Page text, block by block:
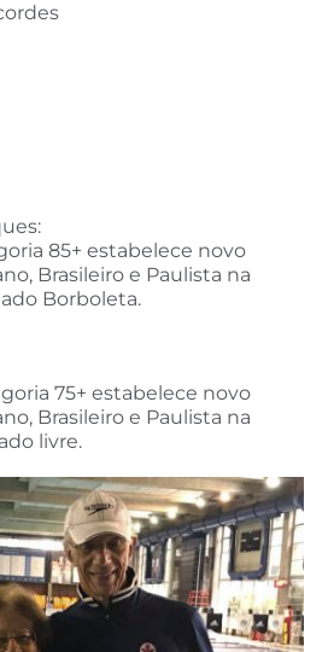
85+ estabelece novo
Brasileiro e Paulista na
Borboleta.
75+ estabelece novo
Brasileiro e Paulista na
livre.